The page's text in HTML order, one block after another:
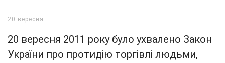
20 вересня
20 вересня 2011 року було ухвалено Закон
України про протидію торгівлі людьми,